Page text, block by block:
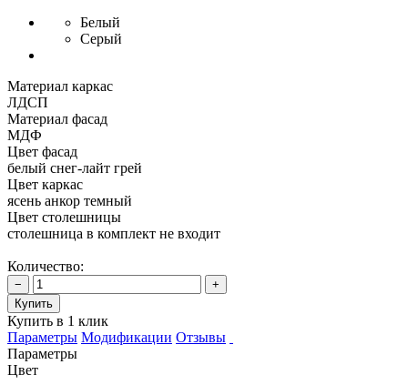
Белый
Серый
Материал каркас
ЛДСП
Материал фасад
МДФ
Цвет фасад
белый снег-лайт грей
Цвет каркас
ясень анкор темный
Цвет столешницы
столешница в комплект не входит
Количество:
−
+
Купить
Купить в 1 клик
Параметры Модификации Отзывы
Параметры
Цвет